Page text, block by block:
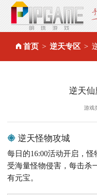
首页 逆天专区
逆天
游戏
逆天怪物攻城
每日的16:00活动开启，
受海量怪物侵害，每击杀
有元宝。